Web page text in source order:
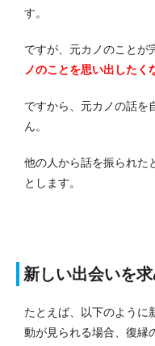
す。
ですが、元カノのことが
ノのことを思い出したく
ですから、元カノの話を
ん。
他の人から話を振られた
とします。
新しい出会いを
たとえば、以下のように
動が見られる場合、復縁